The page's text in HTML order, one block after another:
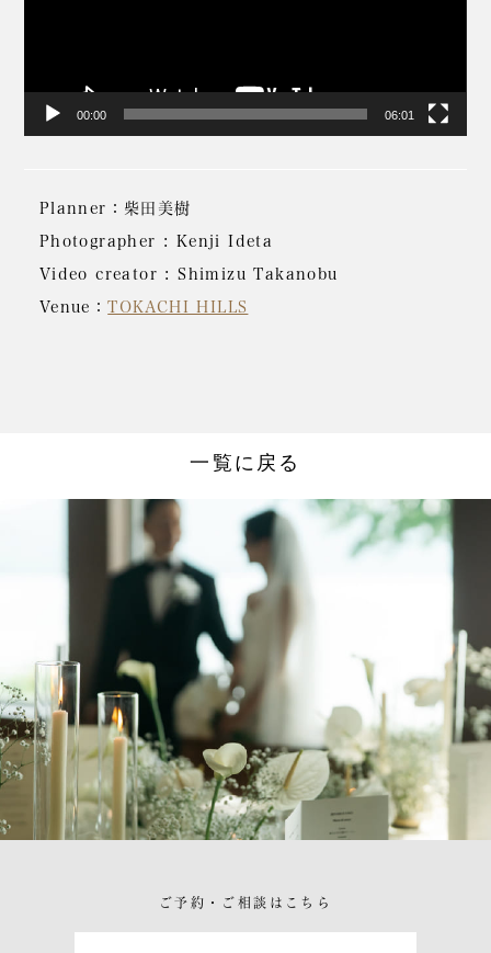
ー
00:00 06:01
Planner：柴田美樹
Photographer : Kenji Ideta
Video creator : Shimizu Takanobu
Venue：TOKACHI HILLS
一覧に戻る
ご予約・ご相談はこちら